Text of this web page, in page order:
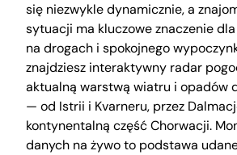
się niezwykle dynamicznie, a
sytuacji ma kluczowe znaczenie
na drogach i spokojnego
znajdziesz interaktywny radar
aktualną warstwą wiatru i opadów
— od Istrii i Kvarneru, przez
kontynentalną część Chorwacji.
danych na żywo to podstawa